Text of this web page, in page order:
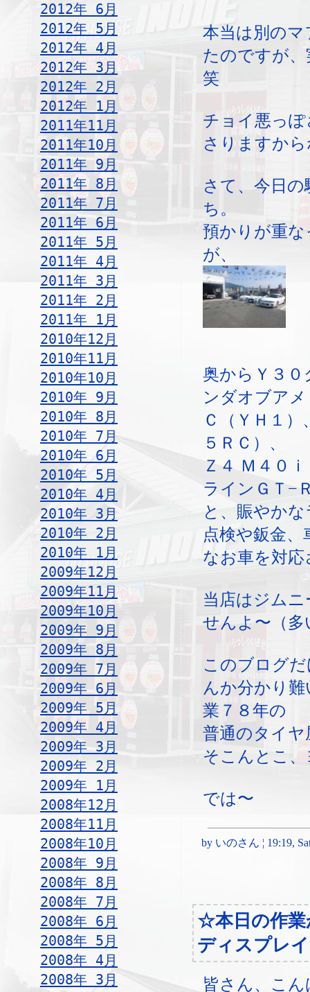
2012年 6月
2012年 5月
2012年 4月
2012年 3月
2012年 2月
2012年 1月
2011年11月
2011年10月
2011年 9月
2011年 8月
2011年 7月
2011年 6月
2011年 5月
2011年 4月
2011年 3月
2011年 2月
2011年 1月
2010年12月
2010年11月
2010年10月
2010年 9月
2010年 8月
2010年 7月
2010年 6月
2010年 5月
2010年 4月
2010年 3月
2010年 2月
2010年 1月
2009年12月
2009年11月
2009年10月
2009年 9月
2009年 8月
2009年 7月
2009年 6月
2009年 5月
2009年 4月
2009年 3月
2009年 2月
2009年 1月
2008年12月
2008年11月
2008年10月
2008年 9月
2008年 8月
2008年 7月
2008年 6月
2008年 5月
2008年 4月
2008年 3月
本当は別の
たのですが
笑
チョイ悪っ
さりますか
さて、今日
ち。
預かりが重
が、
奥からＹ３
ンダオブア
Ｃ（ＹＨ１
５ＲＣ）、
Ｚ４ Ｍ４０
ラインＧＴ−
と、賑やか
点検や鈑金
なお車を対
当店はジム
せんよ〜（多
このブログ
んか分かり
業７８年の
普通のタイ
そこんとこ
では〜
by いのさん ¦ 19:19,
☆本日の作
ディスプレ
皆さん、こ